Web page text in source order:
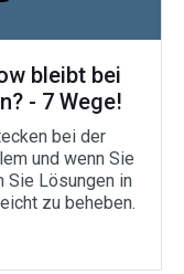
bleibt bei
- 7 Wege!
bei der
und wenn Sie
Sie Lösungen in
zu beheben.